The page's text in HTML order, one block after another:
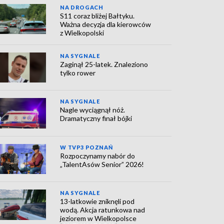
NA DROGACH
S11 coraz bliżej Bałtyku.
Ważna decyzja dla kierowców
z Wielkopolski
NA SYGNALE
Zaginął 25-latek. Znaleziono
tylko rower
NA SYGNALE
Nagle wyciągnął nóż.
Dramatyczny finał bójki
W TVP3 POZNAŃ
Rozpoczynamy nabór do
„TalentAsów Senior” 2026!
NA SYGNALE
13-latkowie zniknęli pod
wodą. Akcja ratunkowa nad
jeziorem w Wielkopolsce